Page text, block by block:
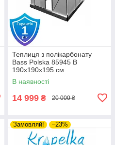
Теплиця з полікарбонату
Bass Polska 85945 B
190х190х195 см
В наявності
14 999 ₴ 20 000 ₴
Замовляй! –23%